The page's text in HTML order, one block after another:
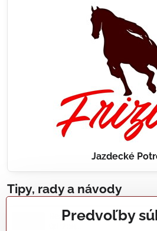
Jazdecké
Tipy, rady a návody
Realizácie záhradných jazierok, bazénov,
Predvoľby